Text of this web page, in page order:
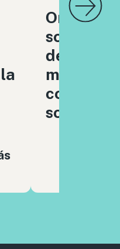
sociedad
sociales